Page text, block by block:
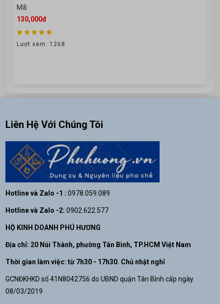
Liên Hệ Với Chúng Tôi
Hotline và Zalo -1 : 0978.059.089
Hotline và Zalo -2: 0902.622.577
HỘ KINH DOANH PHÚ HƯƠNG
Địa chỉ: 20 Núi Thành, phường Tân Bình, TP.HCM Việt Nam
Thời gian làm việc: từ 7h30 - 17h30. Chủ nhật nghỉ
GCNĐKHKD số 41N8042756 do UBND quận Tân Bình cấp ngày
08/03/2019